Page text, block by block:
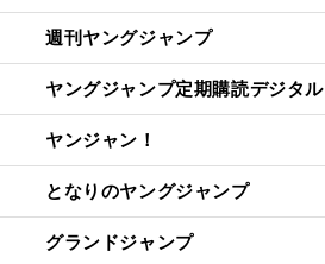
週刊ヤングジャンプ
ヤングジャンプ定期購読デジタル
ヤンジャン！
となりのヤングジャンプ
グランドジャンプ